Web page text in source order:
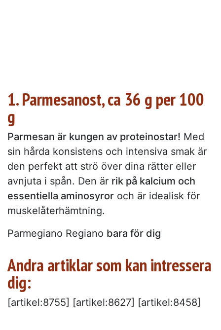
1. Parmesanost, ca 36 g per 100
g
Parmesan är kungen av proteinostar! Med
sin hårda konsistens och intensiva smak är
den perfekt att strö över dina rätter eller
avnjuta i spån. Den är rik på kalcium och
essentiella aminosyror och är idealisk för
muskelåterhämtning.
Parmegiano Regiano bara för dig
Andra artiklar som kan intressera
dig:
[artikel:8755] [artikel:8627] [artikel:8458]